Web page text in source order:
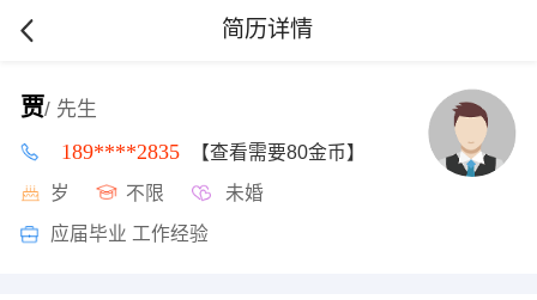
简历详情
贾/ 先生
189****2835 【查看需要80金币】
岁 不限 未婚
应届毕业 工作经验